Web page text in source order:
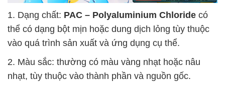
1. Dạng chất: PAC – Polyaluminium Chloride có
thể có dạng bột mịn hoặc dung dịch lỏng tùy thuộc
vào quá trình sản xuất và ứng dụng cụ thể.
2. Màu sắc: thường có màu vàng nhạt hoặc nâu
nhạt, tùy thuộc vào thành phần và nguồn gốc.